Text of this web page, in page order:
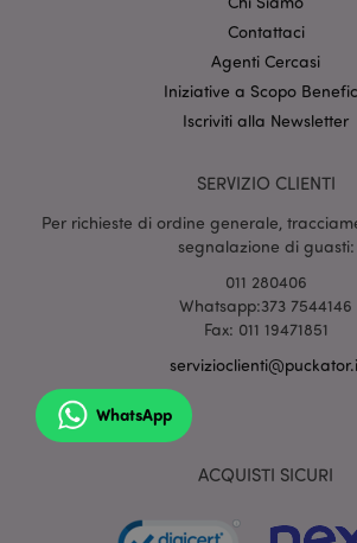
Contattaci
Agenti Cercasi
Iniziative a Scopo
Iscriviti alla Newsletter
SERVIZIO CLIENTI
Per richieste di ordine generale,
segnalazione di guasti:
011 280406
Whatsapp:373 7544146
Fax: 011 19471851
WhatsApp
ACQUISTI SICURI
recently_viewed_product
section_data_ids